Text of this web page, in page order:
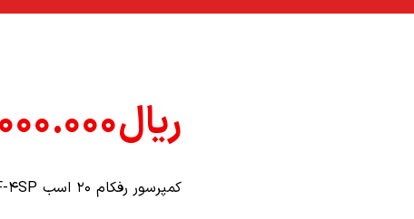
ریال
کمپرسور رفکام ۲۰ اسب ۲۰۰۰HF-۴SP